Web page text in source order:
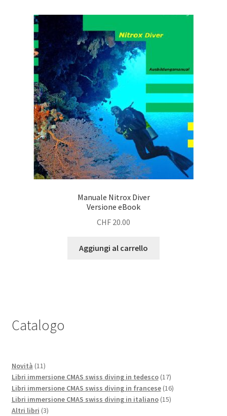
Manuale Nitrox Diver
Versione eBook
CHF 20.00
Aggiungi al carrello
Catalogo
Novità 1111
prodotti
Libri immersione CMAS swiss diving in tedesco 1717
prodotti
Libri immersione CMAS swiss diving in francese 1616
Libri immersione CMAS swiss diving in italiano 1515
Altri libri 33